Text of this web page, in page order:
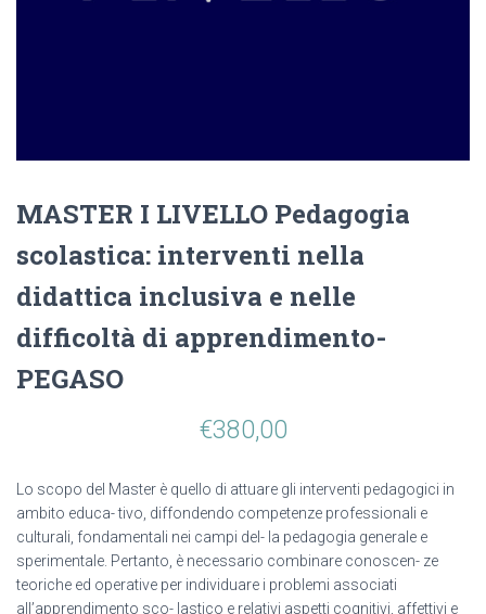
MASTER I LIVELLO Pedagogia
scolastica: interventi nella
didattica inclusiva e nelle
difficoltà di apprendimento-
PEGASO
€380,00
Lo scopo del Master è quello di attuare gli interventi pedagogici in
ambito educa- tivo, diffondendo competenze professionali e
culturali, fondamentali nei campi del- la pedagogia generale e
sperimentale. Pertanto, è necessario combinare conoscen- ze
teoriche ed operative per individuare i problemi associati
all’apprendimento sco- lastico e relativi aspetti cognitivi, affettivi e